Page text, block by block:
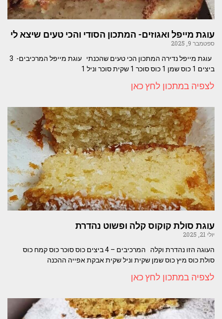
עוגת מייפל ואגוזים- המתכון הסודי והכי טעים שיצא לי
ספטמבר 9, 2025
עוגת מייפל נדירה המתכון הכי טעים שהכנתי עוגת מייפל המרכיבים- 3
ביצים 1 כוס שמן 1 כוס סוכר 1 שקית סוכר וניל 1
לצפיה במתכון לחץ כאן
עוגת סולת קוקוס קלה ופשוט נהדרת
יולי 21, 2025
העוגה הזו נהדרת וקלה המרכיבים – 4 ביצים כוס סוכר כוס קמח כוס
סולת כוס מיץ כוס שמן שקית וניל שקית אבקת אפייה ההכנה
לצפיה במתכון לחץ כאן